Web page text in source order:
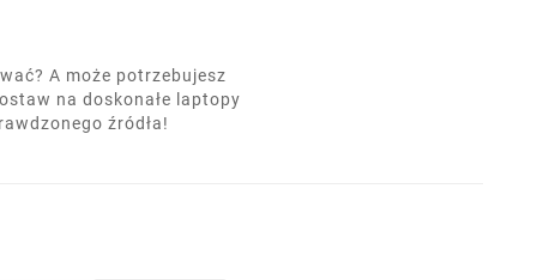
A może potrzebujesz
na doskonałe laptopy
źródła!